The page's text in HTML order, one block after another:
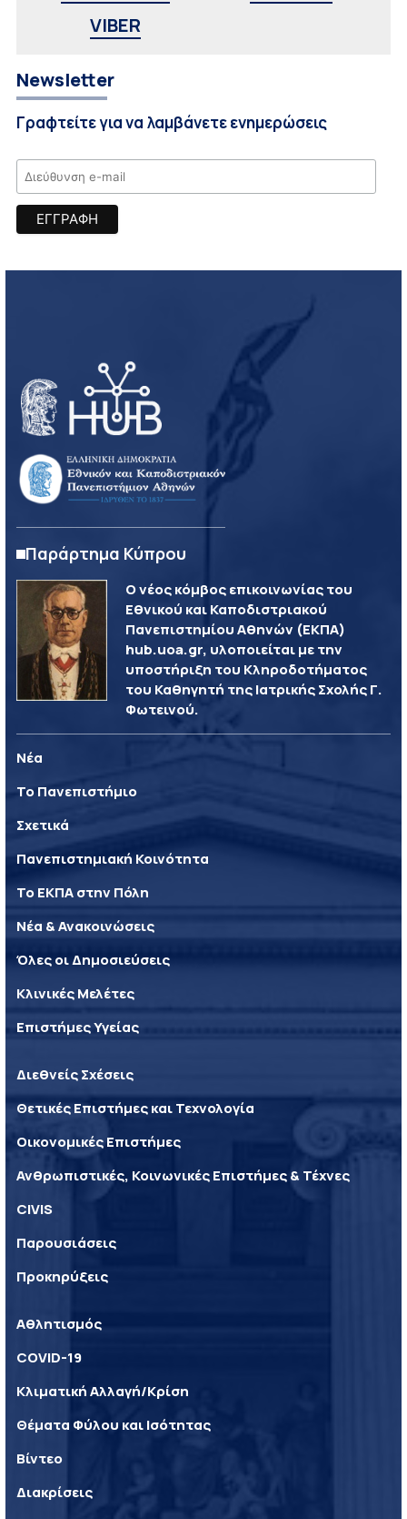
VIBER
Newsletter
Γραφτείτε για να λαμβάνετε ενημερώσεις
Παράρτημα Κύπρου
Ο νέος κόμβος επικοινωνίας του
Εθνικού και Καποδιστριακού
Πανεπιστημίου Αθηνών (ΕΚΠΑ)
hub.uoa.gr, υλοποιείται με την
υποστήριξη του Κληροδοτήματος
του Καθηγητή της Ιατρικής Σχολής Γ.
Φωτεινού.
Νέα
Το Πανεπιστήμιο
Σχετικά
Πανεπιστημιακή Κοινότητα
Το ΕΚΠΑ στην Πόλη
Νέα & Ανακοινώσεις
Όλες οι Δημοσιεύσεις
Κλινικές Μελέτες
Επιστήμες Υγείας
Διεθνείς Σχέσεις
Θετικές Επιστήμες και Τεχνολογία
Οικονομικές Επιστήμες
Ανθρωπιστικές, Κοινωνικές Επιστήμες & Τέχνες
CIVIS
Παρουσιάσεις
Προκηρύξεις
Αθλητισμός
COVID-19
Κλιματική Αλλαγή/Κρίση
Θέματα Φύλου και Ισότητας
Βίντεο
Διακρίσεις